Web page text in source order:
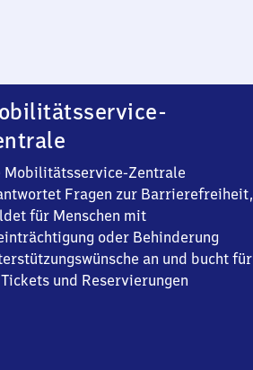
Mobilitätsservice-Zentrale
Fragen zur Barrierefreiheit,
für Menschen mit
oder Behinderung
an und bucht für
und Reservierungen